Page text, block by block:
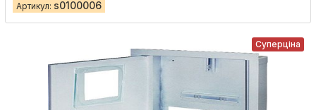
Артикул: s0100006
Суперціна